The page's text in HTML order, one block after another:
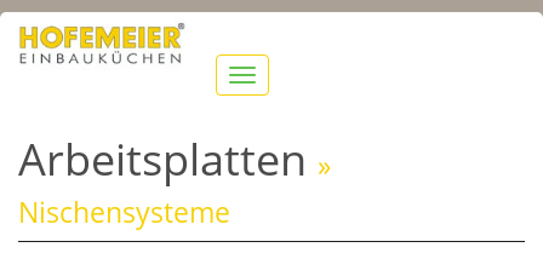
Navigation
anzeigen
Arbeitsplatten »
Nischensysteme